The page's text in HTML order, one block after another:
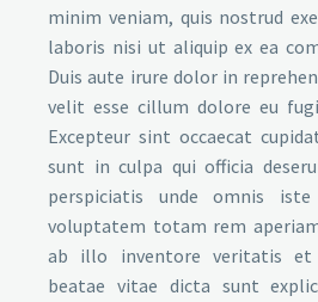
minim veniam, quis nostrud
laboris nisi ut aliquip ex ea
Duis aute irure dolor in
velit esse cillum dolore eu
Excepteur sint occaecat
sunt in culpa qui officia
perspiciatis unde omnis
voluptatem totam rem
ab illo inventore veritatis et
beatae vitae dicta sunt